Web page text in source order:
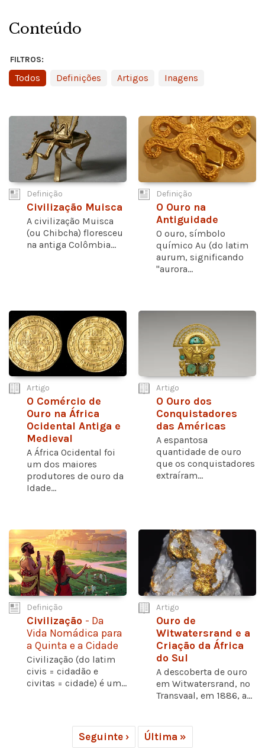
Conteúdo
FILTROS:
Todos Definições Artigos Inagens
Definição
Civilização Muisca
A civilização Muisca
(ou Chibcha) floresceu
na antiga Colômbia...
Definição
O Ouro na
Antiguidade
O ouro, símbolo
químico Au (do latim
aurum, significando
"aurora...
Artigo
O Comércio de
Ouro na África
Ocidental Antiga e
Medieval
A África Ocidental foi
um dos maiores
produtores de ouro da
Idade...
Artigo
O Ouro dos
Conquistadores
das Américas
A espantosa
quantidade de ouro
que os conquistadores
extraíram...
Definição
Civilização - Da
Vida Nomádica para
a Quinta e a Cidade
Civilização (do latim
civis = cidadão e
civitas = cidade) é um...
Artigo
Ouro de
Witwatersrand e a
Criação da África
do Sul
A descoberta de ouro
em Witwatersrand, no
Transvaal, em 1886, a...
Seguinte › Última »